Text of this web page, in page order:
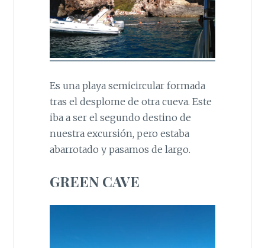
Es una playa semicircular formada
tras el desplome de otra cueva. Este
iba a ser el segundo destino de
nuestra excursión, pero estaba
abarrotado y pasamos de largo.
GREEN CAVE